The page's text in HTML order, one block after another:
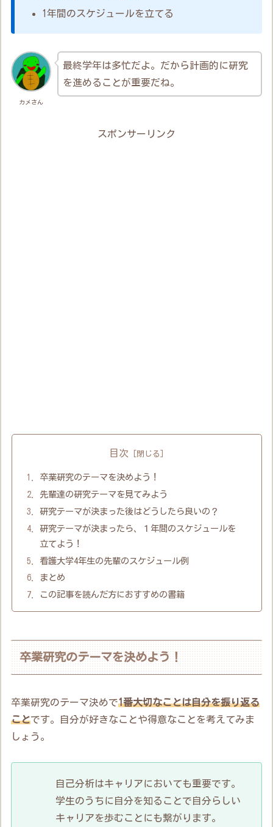
1年間のスケジュールを立てる
カメさん
最終学年は多忙だよ。だから計画的に研究
を進めることが重要だね。
スポンサーリンク
目次
卒業研究のテーマを決めよう！
先輩達の研究テーマを見てみよう
研究テーマが決まった後はどうしたら良いの？
研究テーマが決まったら、１年間のスケジュールを
立てよう！
看護大学4年生の先輩のスケジュール例
まとめ
この記事を読んだ方におすすめの書籍
卒業研究のテーマを決めよう！
卒業研究のテーマ決めで1番大切なことは自分を振り返る
ことです。自分が好きなことや得意なことを考えてみま
しょう。
自己分析はキャリアにおいても重要です。
学生のうちに自分を知ることで自分らしい
キャリアを歩むことにも繋がります。